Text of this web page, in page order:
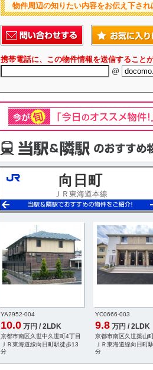
物件周辺の知りたい内容をお伝え下さ
携帯電話に、この物件情報を送信することが
@
向日町
ＪＲ東海道本線
YA2952-004
10.0 万円 / 2LDK
京都市南区久世中久世町4丁目
ＪＲ東海道線向日町駅徒歩13
分
YC0666-003
9.8 万円 / 2LDK
京都市南区久世築山
ＪＲ東海道線向日町
分